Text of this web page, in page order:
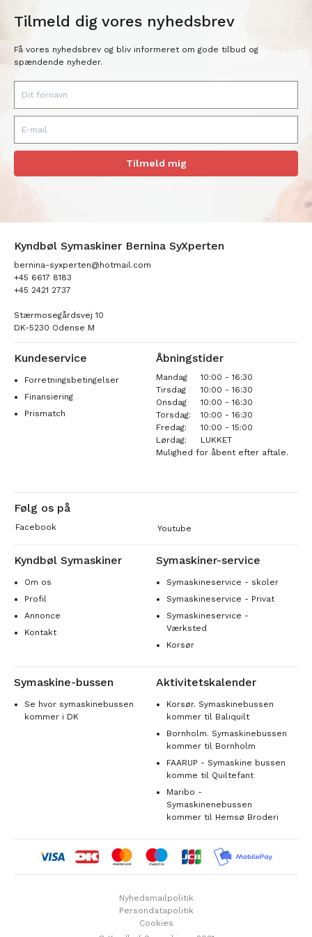
Tilmeld dig vores nyhedsbrev
Få vores nyhedsbrev og bliv informeret om gode tilbud og
spændende nyheder.
Tilmeld mig
Kyndbøl Symaskiner Bernina SyXperten
bernina-syxperten@hotmail.com
+45 6617 8183
+45 2421 2737
Stærmosegårdsvej 10
DK-5230 Odense M
Kundeservice
Forretningsbetingelser
Finansiering
Prismatch
Åbningstider
Mandag
10:00 - 16:30
Tirsdag
10:00 - 16:30
Onsdag
10:00 - 16:30
Torsdag:
10:00 - 16:30
Fredag:
10:00 - 15:00
Lørdag:
LUKKET
Mulighed for åbent efter aftale.
Følg os på
Facebook Youtube
Kyndbøl Symaskiner
Om os
Profil
Annonce
Kontakt
Symaskiner-service
Symaskineservice - skoler
Symaskineservice - Privat
Symaskineservice -
Værksted
Korsør
Symaskine-bussen
Se hvor symaskinebussen
kommer i DK
Aktivitetskalender
Korsør. Symaskinebussen
kommer til Baliquilt
Bornholm. Symaskinebussen
kommer til Bornholm
FAARUP - Symaskine bussen
komme til Quiltefant
Maribo -
Symaskinenebussen
kommer til Hemsø Broderi
Nyhedsmailpolitik
Persondatapolitik
Cookies